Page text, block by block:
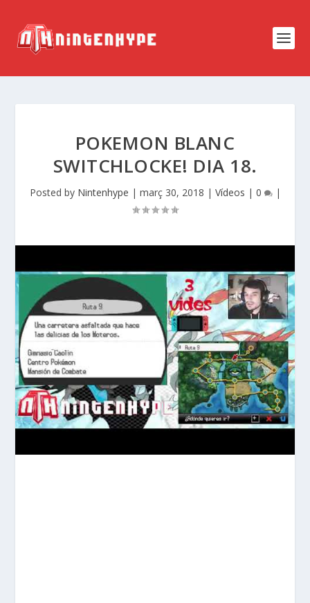
POKEMON BLANC
SWITCHLOCKE! DIA 18.
Posted by Nintenhype | març 30, 2018 | Vídeos | 0 |